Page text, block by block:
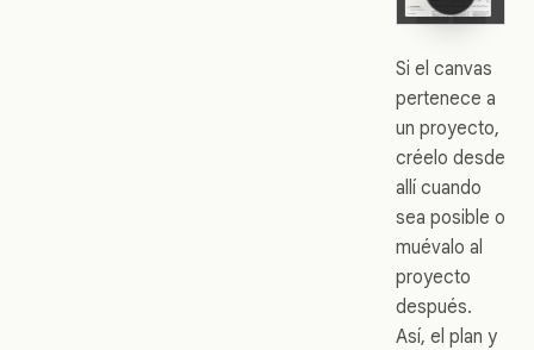
Si el canvas
pertenece a
un proyecto,
créelo desde
allí cuando
sea posible o
muévalo al
proyecto
después.
Así, el plan y